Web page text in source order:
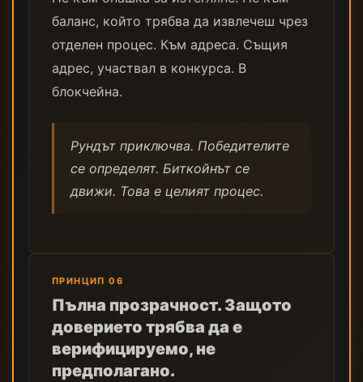
баланс, който трябва да извлечеш чрез
отделен процес. Към адреса. Същия
адрес, участвал в конкурса. В
блокчейна.
Рундът приключва. Победителите
се определят. Биткойнът се
движи. Това е целият процес.
ПРИНЦИП 06
Пълна прозрачност. Защото
доверието трябва да е
верифицируемо, не
предполагано.